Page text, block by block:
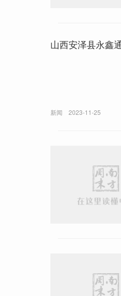
山西安泽县永鑫
新闻 2023-11-25